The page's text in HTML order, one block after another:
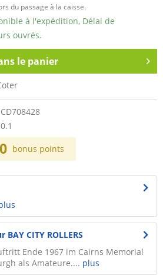
du passage à la caisse.
à l'expédition, Délai de
ouvrés.
le panier
CD708428
0.1
bonus points
CITY ROLLERS
Ende 1967 im Cairns Memorial
als Amateure.... plus